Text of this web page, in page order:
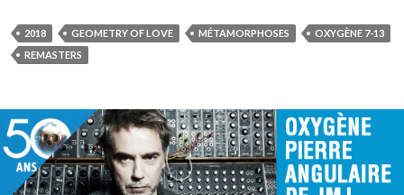
2018 GEOMETRY OF LOVE MÉTAMORPHOSES
OXYGÈNE 7-13
REMASTERS